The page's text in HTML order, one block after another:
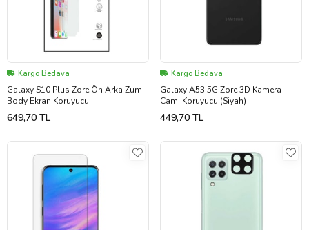
Kargo Bedava
Galaxy S10 Plus Zore Ön Arka Zum
Body Ekran Koruyucu
649,70 TL
Kargo Bedava
Galaxy A53 5G Zore 3D Kamera
Camı Koruyucu (Siyah)
449,70 TL